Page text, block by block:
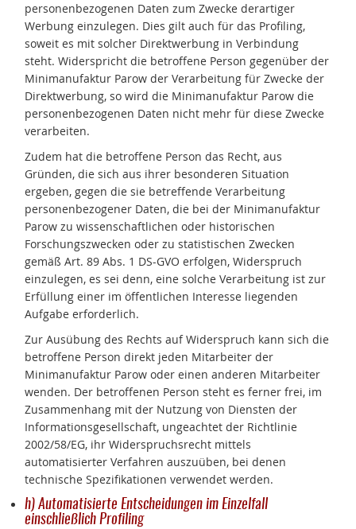
personenbezogenen Daten zum Zwecke derartiger
Werbung einzulegen. Dies gilt auch für das Profiling,
soweit es mit solcher Direktwerbung in Verbindung
steht. Widerspricht die betroffene Person gegenüber der
Minimanufaktur Parow der Verarbeitung für Zwecke der
Direktwerbung, so wird die Minimanufaktur Parow die
personenbezogenen Daten nicht mehr für diese Zwecke
verarbeiten.
Zudem hat die betroffene Person das Recht, aus
Gründen, die sich aus ihrer besonderen Situation
ergeben, gegen die sie betreffende Verarbeitung
personenbezogener Daten, die bei der Minimanufaktur
Parow zu wissenschaftlichen oder historischen
Forschungszwecken oder zu statistischen Zwecken
gemäß Art. 89 Abs. 1 DS-GVO erfolgen, Widerspruch
einzulegen, es sei denn, eine solche Verarbeitung ist zur
Erfüllung einer im öffentlichen Interesse liegenden
Aufgabe erforderlich.
Zur Ausübung des Rechts auf Widerspruch kann sich die
betroffene Person direkt jeden Mitarbeiter der
Minimanufaktur Parow oder einen anderen Mitarbeiter
wenden. Der betroffenen Person steht es ferner frei, im
Zusammenhang mit der Nutzung von Diensten der
Informationsgesellschaft, ungeachtet der Richtlinie
2002/58/EG, ihr Widerspruchsrecht mittels
automatisierter Verfahren auszuüben, bei denen
technische Spezifikationen verwendet werden.
h) Automatisierte Entscheidungen im Einzelfall
einschließlich Profiling